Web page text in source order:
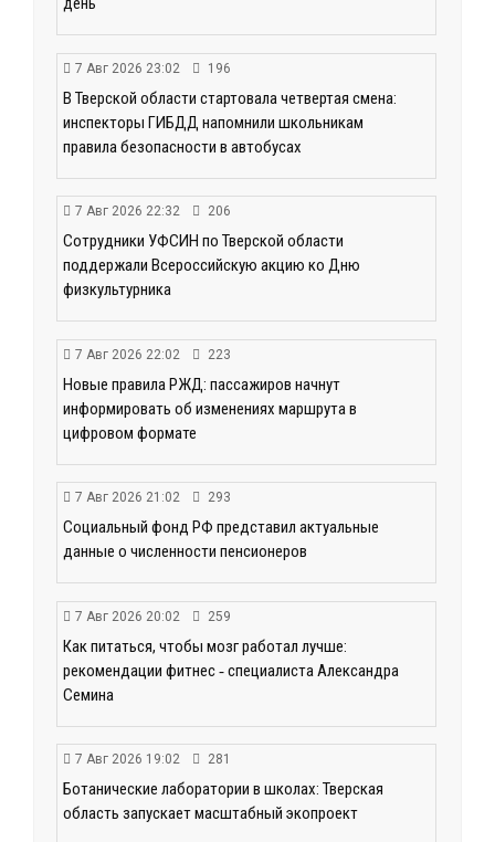
7 Авг 2026 23:02 196
В Тверской области стартовала четвертая смена:
инспекторы ГИБДД напомнили школьникам
правила безопасности в автобусах
7 Авг 2026 22:32 206
Сотрудники УФСИН по Тверской области
поддержали Всероссийскую акцию ко Дню
физкультурника
7 Авг 2026 22:02 223
Новые правила РЖД: пассажиров начнут
информировать об изменениях маршрута в
цифровом формате
7 Авг 2026 21:02 293
Социальный фонд РФ представил актуальные
данные о численности пенсионеров
7 Авг 2026 20:02 259
Как питаться, чтобы мозг работал лучше:
рекомендации фитнес ‑ специалиста Александра
Семина
7 Авг 2026 19:02 281
Ботанические лаборатории в школах: Тверская
область запускает масштабный экопроект